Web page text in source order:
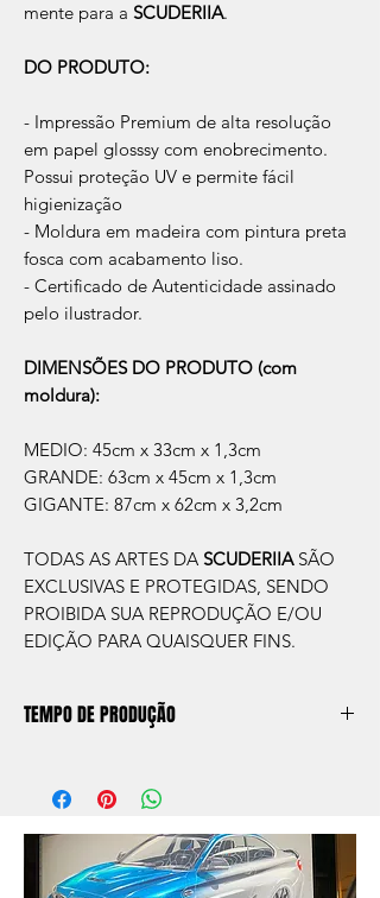
mente para a SCUDERIIA.
DO PRODUTO:
- Impressão Premium de alta resolução
em papel glosssy com enobrecimento.
Possui proteção UV e permite fácil
higienização
- Moldura em madeira com pintura preta
fosca com acabamento liso.
- Certificado de Autenticidade assinado
pelo ilustrador.
DIMENSÕES DO PRODUTO (com
moldura):
MEDIO: 45cm x 33cm x 1,3cm
GRANDE: 63cm x 45cm x 1,3cm
GIGANTE: 87cm x 62cm x 3,2cm
TODAS AS ARTES DA SCUDERIIA SÃO
EXCLUSIVAS E PROTEGIDAS, SENDO
PROIBIDA SUA REPRODUÇÃO E/OU
EDIÇÃO PARA QUAISQUER FINS.
TEMPO DE PRODUÇÃO
aprox. 5 dias úteis, após a confirmação de
compra.
Após a produçao, seguimos com o envio
no endereço que nos for informado na
compra ou disponibilizaremos para retirada